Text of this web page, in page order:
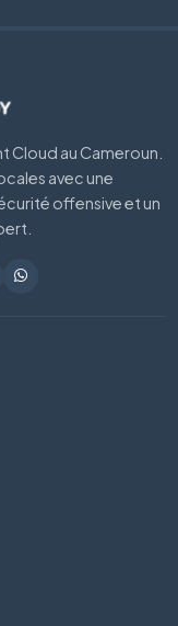
Cloud au Cameroun.
avec une
offensive et un